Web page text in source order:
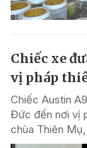
Chiếc xe
vị pháp
Chiếc Austin
Đức đến nơi vị
chùa Thiên